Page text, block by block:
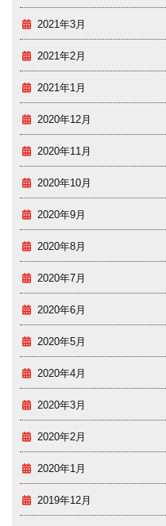
2021年3月
2021年2月
2021年1月
2020年12月
2020年11月
2020年10月
2020年9月
2020年8月
2020年7月
2020年6月
2020年5月
2020年4月
2020年3月
2020年2月
2020年1月
2019年12月